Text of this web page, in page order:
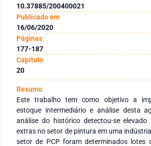
10.37885/200400021
Publicado em
16/06/2020
Páginas
177-187
Capítulo
20
Resumo
Este trabalho tem como objetivo a
estoque intermediário e análise desta
análise do histórico detectou-se
extras no setor de pintura em uma
setor de PCP foram determinados lotes